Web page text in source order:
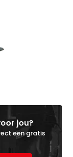
jou?
een gratis